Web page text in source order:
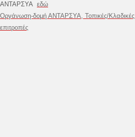
ΑΝΤΑΡΣΥΑ εδώ
Οργάνωση-δομή ΑΝΤΑΡΣΥΑ, Τοπικές/Κλαδικές
επιτροπές